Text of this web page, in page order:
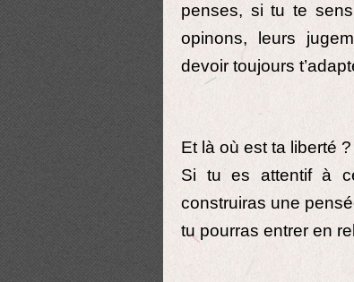
penses, si tu te
opinons, leurs
devoir toujours
Et là où est ta liberté
Si tu es attentif à
construiras une
tu pourras entrer en